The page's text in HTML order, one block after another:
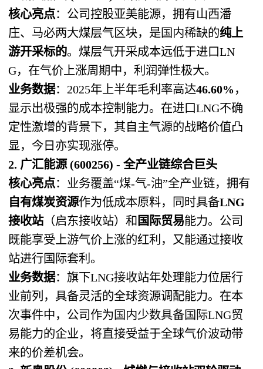
核心亮点：公司控股亚美能源，拥有山西潘
庄、马必两大煤层气区块，是国内稀缺的纯上
游开采标的。煤层气开采成本远低于进口LN
G，在气价上涨周期中，利润弹性极大。
业务数据：2025年上半年毛利率高达46.60% ，
显示出极强的成本控制能力。在进口LNG不确
定性激增的背景下，其自主气源的战略价值凸
显，今日亦实现涨停。
2. 广汇能源 (600256) - 全产业链综合巨头
核心亮点：业务覆盖“煤-气-油”全产业链，拥有
自有煤炭资源作为低成本原料，同时具备LNG
接收站（启东接收站）和 国际贸易能力。公司
既能享受上游气价上涨的红利，又能通过接收
站进行国际套利。
业务数据：旗下LNG接收站年处理能力位居行
业前列，具备灵活的全球资源调配能力。在本
次事件中，公司作为国内少数具备国际LNG贸
易能力的企业，将直接受益于全球气价波动带
来的价差机会。